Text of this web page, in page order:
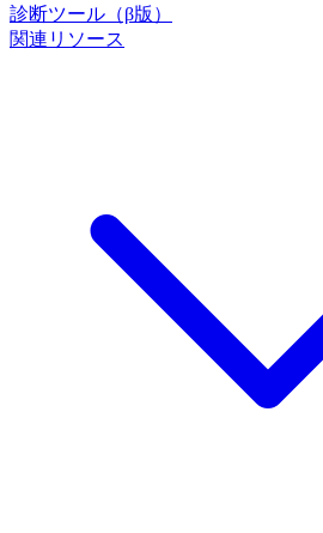
診断ツール（β版）
関連リソース